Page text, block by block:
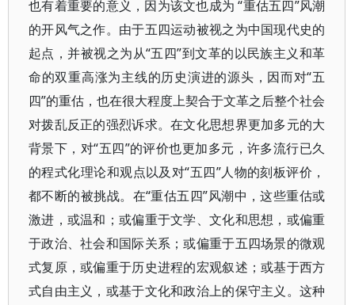
也有着重要的意义，因为该文也成为 “重估五四”风潮
的开风气之作。由于五四运动被视之为中国现代史的
起点，并被视之为从“五四”到文革的以民族主义和革
命的双重高涨为主线的历史演进的源头，因而对“五
四”的重估，也在很大程度上契合于文革之后整个社会
对拨乱反正的强烈诉求。在文化思想界更加多元的大
背景下，对“五四”的评价也更加多元，许多流行已久
的程式化理论和观点以及对“五四”人物的刻板评价，
都不断的被挑战。在“重估五四”风潮中，这些重估或
激进，或温和；或偏重于文学、文化和思想，或偏重
于政治、社会和国际关系；或偏重于五四场景的微观
式复原，或偏重于历史进程的宏观叙述；或基于西方
式自由主义，或基于文化和政治上的保守主义。这种